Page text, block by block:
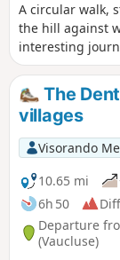
A circular walk,
the hill against
interesting
Dame
bell tower, the
quarries), the
5th-century
Hilaire
overlooking the
times, which
superb
the south, the
Mont Ventoux
The
villages
Visorando
10.65 mi
6h 50
Departure
(Vaucluse)